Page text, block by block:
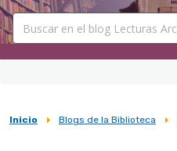
Sobrescribir
Inicio Blogs de la Biblioteca